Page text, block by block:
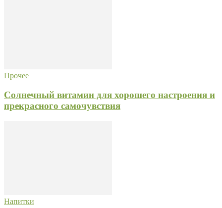
Прочее
Солнечный витамин для хорошего настроения и
прекрасного самочувствия
Напитки